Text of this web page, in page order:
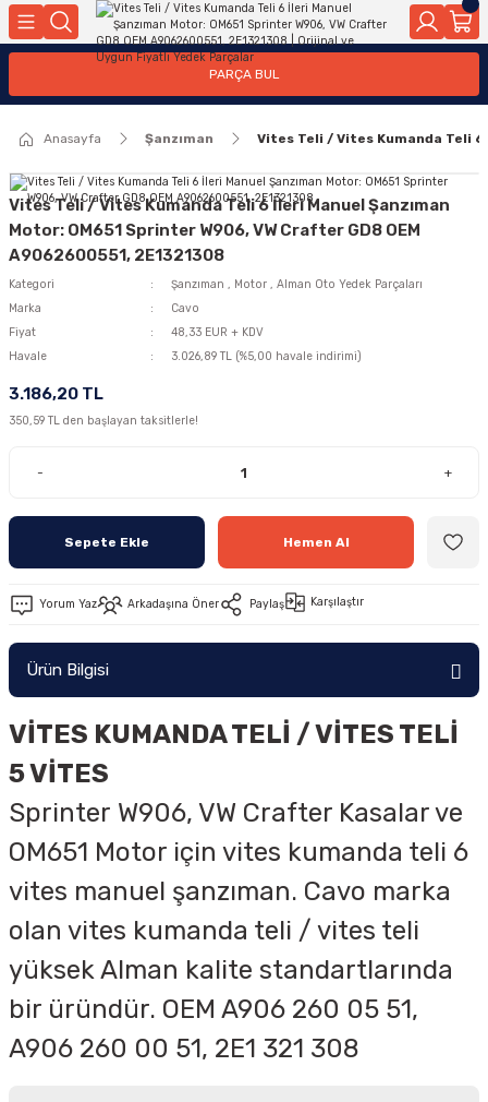
Geri Dön
Geri Dön
Geri Dön
Motor Elektrik
Ateşleme Buji Bobin Buji Kablosu
Alternatör Marş Motoru
Geri Dön
Geri Dön
Geri Dön
Kollar
Geri Dön
Geri Dön
Ön Arka
Geri Dön
PARÇA BUL
Anasayfa Şanzıman Vites Teli / Vites Kumanda Teli 6
Vites Teli / Vites Kumanda Teli 6 İleri Manuel Şanzıman
Motor: OM651 Sprinter W906, VW Crafter GD8 OEM
A9062600551, 2E1321308
Kategori Şanzıman , Motor , Alman Oto Yedek Parçaları
Marka
Cavo
Fiyat
48,33 EUR + KDV
Havale
3.026,89 TL (%5,00 havale indirimi)
3.186,20 TL
350,59 TL den başlayan taksitlerle!
- +
Sepete Ekle Hemen Al
Yorum Yaz Arkadaşına Öner Paylaş Karşılaştır
Ürün Bilgisi
VİTES KUMANDA TELİ / VİTES TELİ
5 VİTES
Sprinter W906, VW Crafter Kasalar ve
OM651 Motor için vites kumanda teli 6
vites manuel şanzıman. Cavo marka
olan vites kumanda teli / vites teli
yüksek Alman kalite standartlarında
bir üründür. OEM A906 260 05 51,
A906 260 00 51, 2E1 321 308